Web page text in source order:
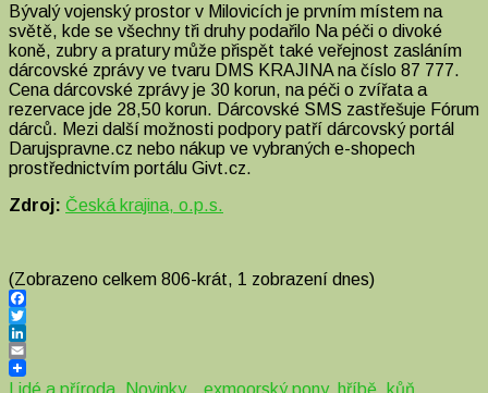
Bývalý vojenský prostor v Milovicích je prvním místem na
světě, kde se všechny tři druhy podařilo Na péči o divoké
koně, zubry a pratury může přispět také veřejnost zasláním
dárcovské zprávy ve tvaru DMS KRAJINA na číslo 87 777.
Cena dárcovské zprávy je 30 korun, na péči o zvířata a
rezervace jde 28,50 korun. Dárcovské SMS zastřešuje Fórum
dárců. Mezi další možnosti podpory patří dárcovský portál
Darujspravne.cz nebo nákup ve vybraných e-shopech
prostřednictvím portálu Givt.cz.
Zdroj: Česká krajina, o.p.s.
(Zobrazeno celkem 806-krát, 1 zobrazení dnes)
Facebook
Twitter
LinkedIn
Email
Lidé a příroda
Novinky exmoorský pony, hříbě kůň